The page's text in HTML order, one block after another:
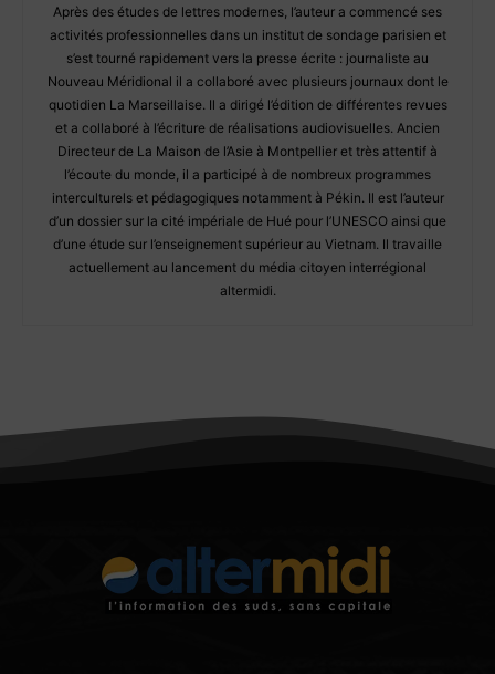
Après des études de lettres modernes, l’auteur a commencé ses
activités professionnelles dans un institut de sondage parisien et
s’est tourné rapidement vers la presse écrite : journaliste au
Nouveau Méridional il a collaboré avec plusieurs journaux dont le
quotidien La Marseillaise. Il a dirigé l’édition de différentes revues
et a collaboré à l’écriture de réalisations audiovisuelles. Ancien
Directeur de La Maison de l’Asie à Montpellier et très attentif à
l’écoute du monde, il a participé à de nombreux programmes
interculturels et pédagogiques notamment à Pékin. Il est l’auteur
d’un dossier sur la cité impériale de Hué pour l’UNESCO ainsi que
d’une étude sur l’enseignement supérieur au Vietnam. Il travaille
actuellement au lancement du média citoyen interrégional
altermidi.